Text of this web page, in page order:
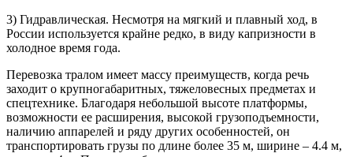
3) Гидравлическая. Несмотря на мягкий и плавный ход, в
России используется крайне редко, в виду капризности в
холодное время года.
Перевозка тралом имеет массу преимуществ, когда речь
заходит о крупногабаритных, тяжеловесных предметах и
спецтехнике. Благодаря небольшой высоте платформы,
возможности ее расширения, высокой грузоподъемности,
наличию аппарелей и ряду других особенностей, он
транспортировать грузы по длине более 35 м, ширине – 4.4 м,